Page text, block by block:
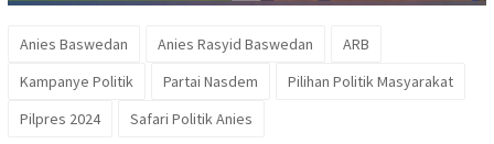
Anies Baswedan Anies Rasyid Baswedan
ARB
Kampanye Politik
Partai Nasdem
Pilihan Politik Masyarakat
Pilpres 2024
Safari Politik Anies